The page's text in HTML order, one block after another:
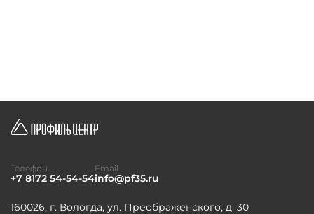
160026, г. Вологда, ул. Преображенского, д. 30
Телефон
+7 8172 54-54-54
Email
info@pf35.ru